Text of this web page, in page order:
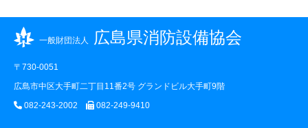
一般財団法人 広島県消防設備協会
〒730-0051
広島市中区大手町二丁目11番2号 グランドビル大手町9階
082-243-2002
082-249-9410